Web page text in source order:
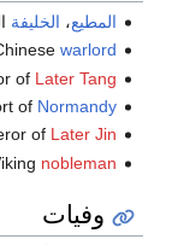
المطيع، الخليفة
warlord
of Later Tang
of Normandy
of Later Jin
nobleman
وفيات